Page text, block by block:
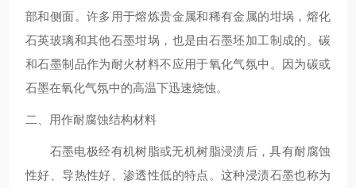
部和侧面。许多用于熔炼贵金属和稀有金属的坩埚，熔化
石英玻璃和其他石墨坩埚，也是由石墨坯加工制成的。碳
和石墨制品作为耐火材料不应用于氧化气氛中。因为碳或
石墨在氧化气氛中的高温下迅速烧蚀。
二、用作耐腐蚀结构材料
石墨电极经有机树脂或无机树脂浸渍后，具有耐腐蚀
性好、导热性好、渗透性低的特点。这种浸渍石墨也称为